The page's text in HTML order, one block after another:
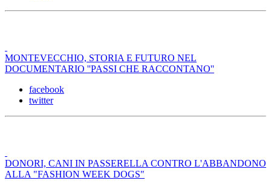
MONTEVECCHIO, STORIA E FUTURO NEL
DOCUMENTARIO ''PASSI CHE RACCONTANO''
facebook
twitter
DONORI, CANI IN PASSERELLA CONTRO L'ABBANDONO
ALLA "FASHION WEEK DOGS"